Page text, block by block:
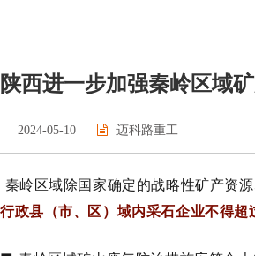
陕西进一步加强秦岭区域
2024-05-10 迈科路重工
秦岭区域除国家确定的战略性矿产资
行政县（市、区）域内采石企业不得超